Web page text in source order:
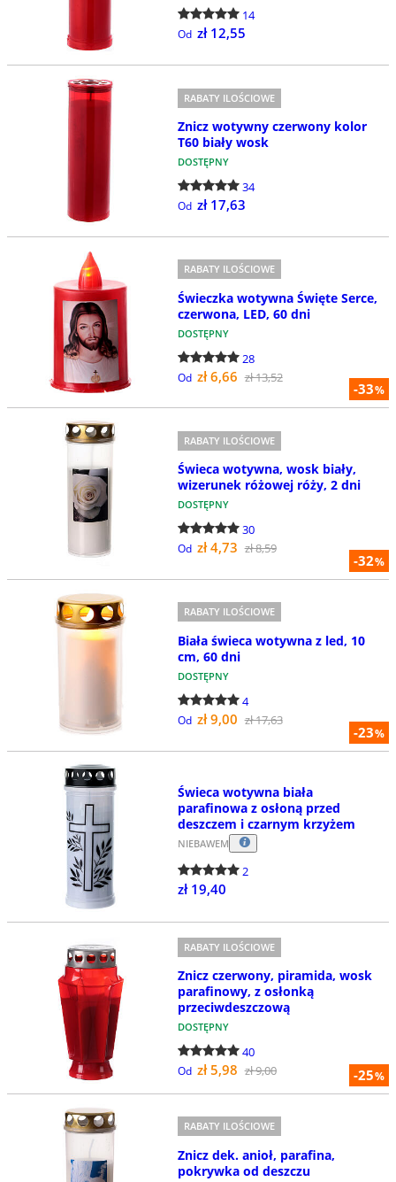
14
Od zł 12,55
RABATY ILOŚCIOWE
Znicz wotywny czerwony kolor
T60 biały wosk
DOSTĘPNY
34
Od zł 17,63
-33%
RABATY ILOŚCIOWE
Świeczka wotywna Święte Serce,
czerwona, LED, 60 dni
DOSTĘPNY
28
Od zł 6,66 zł 13,52
-32%
RABATY ILOŚCIOWE
Świeca wotywna, wosk biały,
wizerunek różowej róży, 2 dni
DOSTĘPNY
30
Od zł 4,73 zł 8,59
-23%
RABATY ILOŚCIOWE
Biała świeca wotywna z led, 10
cm, 60 dni
DOSTĘPNY
4
Od zł 9,00 zł 17,63
Świeca wotywna biała
parafinowa z osłoną przed
deszczem i czarnym krzyżem
NIEBAWEM
2
zł 19,40
-25%
RABATY ILOŚCIOWE
Znicz czerwony, piramida, wosk
parafinowy, z osłonką
przeciwdeszczową
DOSTĘPNY
40
Od zł 5,98 zł 9,00
RABATY ILOŚCIOWE
Znicz dek. anioł, parafina,
pokrywka od deszczu